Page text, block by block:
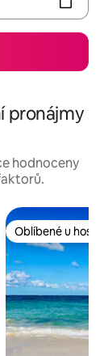
pronájmy
hodnoceny
Oblíbené u hostů
Oblíbené u hostů